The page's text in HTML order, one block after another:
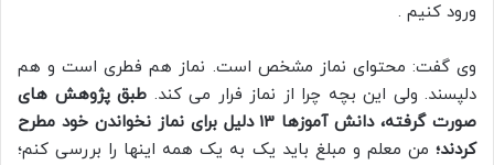
ورود کنیم .
وی گفت: محتوای نماز مشخص است. نماز هم فطری است و هم
دلپسند. ولی این بچه چرا از نماز فرار می کند. طبق پژوهش های
صورت گرفته، دانش آموزها 13 دلیل برای نماز نخواندن خود مطرح
کردند؛ من معلم و مبلغ باید یک به یک همه اینها را بررسی کنم؛